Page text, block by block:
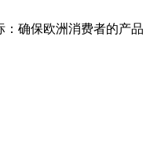
：确保欧洲消费者的产品